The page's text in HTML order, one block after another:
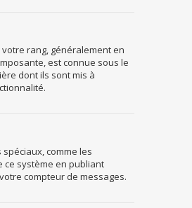
votre rang, généralement en
est connue sous le
dont ils sont mis à
comme les
ce système en publiant
compteur de messages.